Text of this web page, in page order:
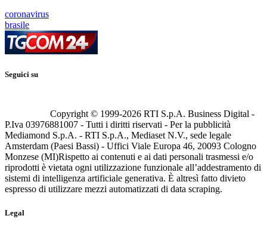
coronavirus
brasile
Seguici su
Copyright © 1999-2026 RTI S.p.A. Business Digital -
P.Iva 03976881007 - Tutti i diritti riservati - Per la pubblicità
Mediamond S.p.A. - RTI S.p.A., Mediaset N.V., sede legale
Amsterdam (Paesi Bassi) - Uffici Viale Europa 46, 20093 Cologno
Monzese (MI)Rispetto ai contenuti e ai dati personali trasmessi e/o
riprodotti è vietata ogni utilizzazione funzionale all’addestramento di
sistemi di intelligenza artificiale generativa. È altresì fatto divieto
espresso di utilizzare mezzi automatizzati di data scraping.
Legal